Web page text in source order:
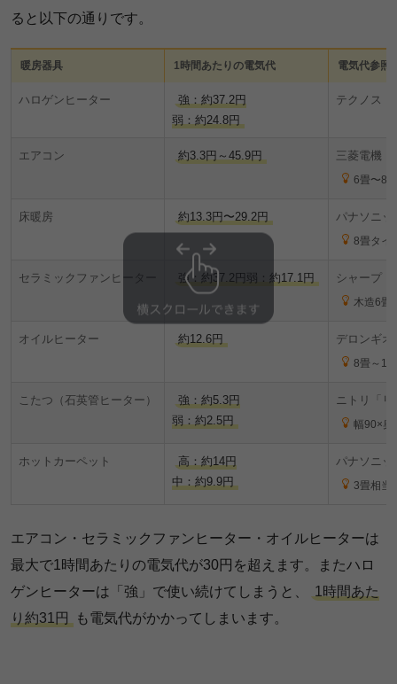
ると以下の通りです。
暖房器具 1時間あたりの電気代 電気代参照
ハロゲンヒーター
強：約37.2円
弱：約24.8円
テクノス
エアコン 約3.3円～45.9円 三菱電機
6畳〜8
床暖房 約13.3円〜29.2円 パナソニ
8畳タイ
セラミックファンヒーター 強：約37.2円弱：約17.1円 シャープ
木造6畳
オイルヒーター 約12.6円 デロンギ
8畳～10
こたつ（石英管ヒーター）
強：約5.3円
弱：約2.5円
ニトリ「
幅90×奥
ホットカーペット
高：約14円
中：約9.9円
パナソニ
3畳相当
エアコン・セラミックファンヒーター・オイルヒーターは
最大で1時間あたりの電気代が30円を超えます。またハロ
ゲンヒーターは「強」で使い続けてしまうと、
1時間あた
り約31円
も電気代がかかってしまいます。